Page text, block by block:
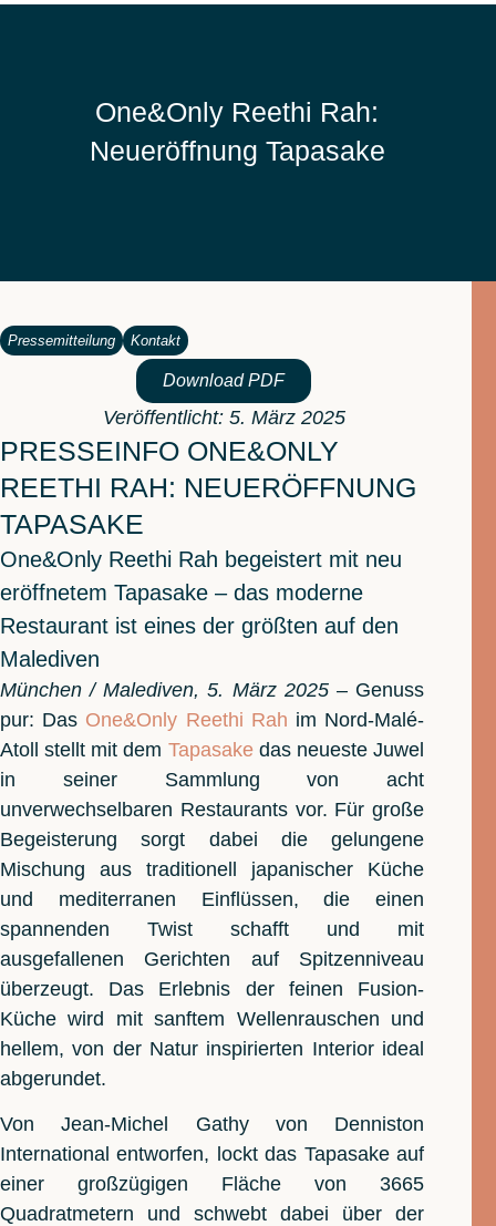
One&Only Reethi Rah:
Neueröffnung Tapasake
Pressemitteilung Kontakt
Download PDF
Veröffentlicht: 5. März 2025
PRESSEINFO ONE&ONLY
REETHI RAH: NEUERÖFFNUNG
TAPASAKE
One&Only Reethi Rah begeistert mit neu
eröffnetem Tapasake – das moderne
Restaurant ist eines der größten auf den
Malediven
München / Malediven, 5. März 2025 – Genuss
pur: Das One&Only Reethi Rah im Nord-Malé-
Atoll stellt mit dem Tapasakedas neueste Juwel
in seiner Sammlung von acht
unverwechselbaren Restaurants vor. Für große
Begeisterung sorgt dabei die gelungene
Mischung aus traditionell japanischer Küche
und mediterranen Einflüssen, die einen
spannenden Twist schafft und mit
ausgefallenen Gerichten auf Spitzenniveau
überzeugt. Das Erlebnis der feinen Fusion-
Küche wird mit sanftem Wellenrauschen und
hellem, von der Natur inspirierten Interior ideal
abgerundet.
Von Jean-Michel Gathy von Denniston
International entworfen, lockt das Tapasake auf
einer großzügigen Fläche von 3665
Quadratmetern und schwebt dabei über der